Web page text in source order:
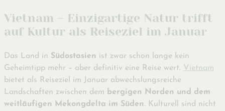
Vietnam – Einzigartige Natur trifft
auf Kultur als Reiseziel im Januar
Das Land in Südostasien ist zwar schon lange kein
Geheimtipp mehr – aber definitiv eine Reise wert. Vietnam
bietet als Reiseziel im Januar abwechslungsreiche
Landschaften zwischen dem bergigen Norden und dem
weitläufigen Mekongdelta im Süden. Kulturell sind nicht